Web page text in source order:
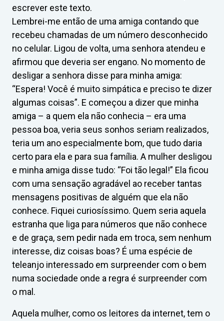
escrever este texto.
Lembrei-me então de uma amiga contando que
recebeu chamadas de um número desconhecido
no celular. Ligou de volta, uma senhora atendeu e
afirmou que deveria ser engano. No momento de
desligar a senhora disse para minha amiga:
“Espera! Você é muito simpática e preciso te dizer
algumas coisas”. E começou a dizer que minha
amiga – a quem ela não conhecia – era uma
pessoa boa, veria seus sonhos seriam realizados,
teria um ano especialmente bom, que tudo daria
certo para ela e para sua família. A mulher desligou
e minha amiga disse tudo: “Foi tão legal!” Ela ficou
com uma sensação agradável ao receber tantas
mensagens positivas de alguém que ela não
conhece. Fiquei curiosíssimo. Quem seria aquela
estranha que liga para números que não conhece
e de graça, sem pedir nada em troca, sem nenhum
interesse, diz coisas boas? É uma espécie de
teleanjo interessado em surpreender com o bem
numa sociedade onde a regra é surpreender com
o mal.
Aquela mulher, como os leitores da internet, tem o